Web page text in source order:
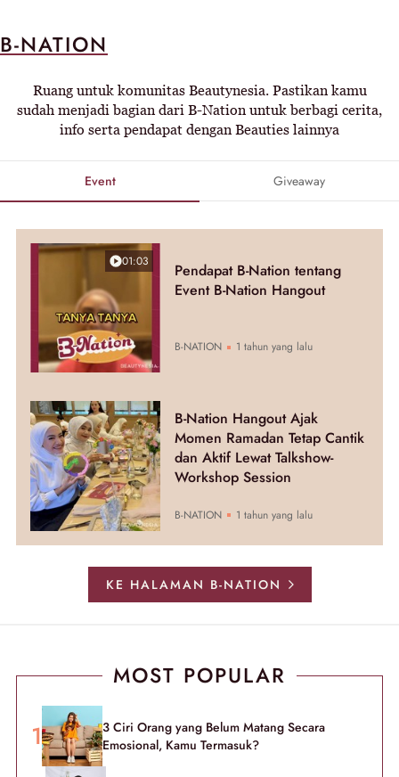
B-NATION
Ruang untuk komunitas Beautynesia. Pastikan kamu
sudah menjadi bagian dari B-Nation untuk berbagi cerita,
info serta pendapat dengan Beauties lainnya
Event Giveaway
01:03
Pendapat B-Nation tentang
Event B-Nation Hangout
B-NATION 1 tahun yang lalu
B-Nation Hangout Ajak
Momen Ramadan Tetap Cantik
dan Aktif Lewat Talkshow-
Workshop Session
B-NATION 1 tahun yang lalu
KE HALAMAN B-NATION
MOST POPULAR
3 Ciri Orang yang Belum Matang Secara
Emosional, Kamu Termasuk?